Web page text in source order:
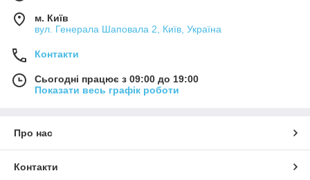
м. Київ
вул. Генерала Шаповала 2, Київ, Україна
Контакти
Сьогодні працює з 09:00 до 19:00
Показати весь графік роботи
Про нас
Контакти